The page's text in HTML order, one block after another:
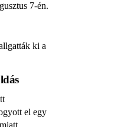
7-én.
ki a
el egy